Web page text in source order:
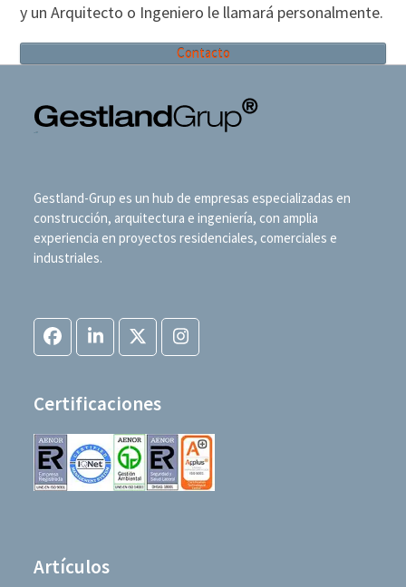
y un Arquitecto o Ingeniero le llamará personalmente.
Contacto
Gestland-Grup es un hub de empresas especializadas en
construcción, arquitectura e ingeniería, con amplia
experiencia en proyectos residenciales, comerciales e
industriales.
FacebookLinkedInTwitter
(deprecated)
Instagram
Certificaciones
Artículos